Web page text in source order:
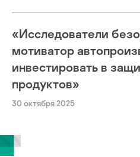
«Исследователи
мотиватор
инвестировать в
продуктов»
30 октября 2025